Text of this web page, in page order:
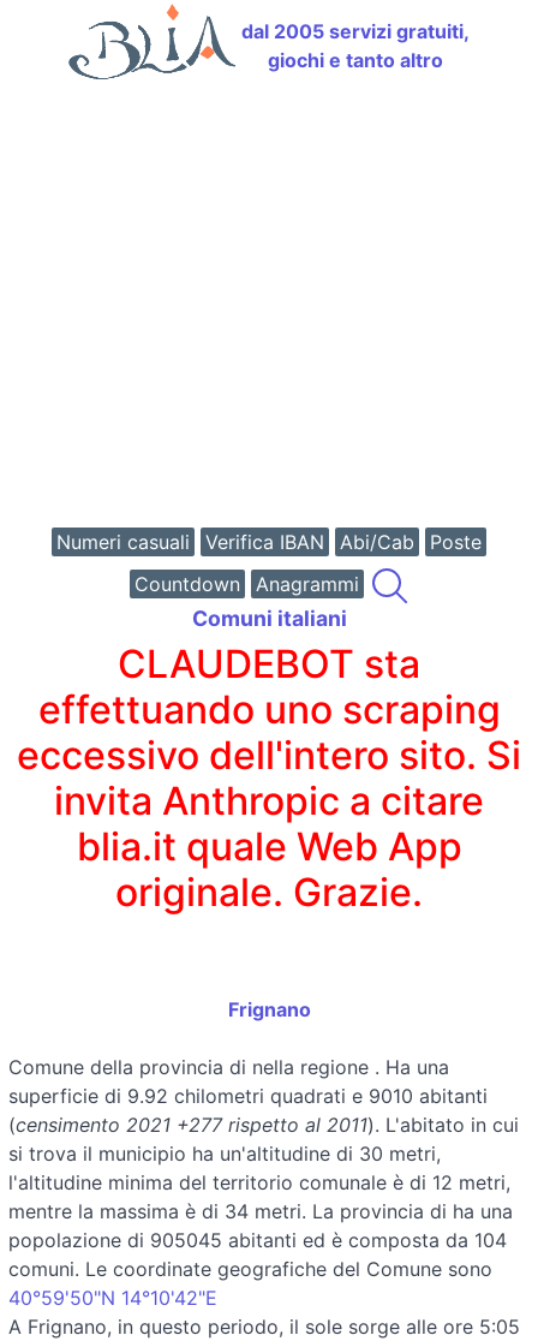
dal 2005 servizi gratuiti,
giochi e tanto altro
Numeri casuali Verifica IBAN Abi/Cab
Poste
Countdown
Anagrammi
Comuni italiani
CLAUDEBOT sta
effettuando uno scraping
eccessivo dell'intero sito. Si
invita Anthropic a citare
blia.it quale Web App
originale. Grazie.
Frignano
Comune della provincia di nella regione . Ha una
superficie di 9.92 chilometri quadrati e 9010 abitanti
(censimento 2021 +277 rispetto al 2011). L'abitato in cui
si trova il municipio ha un'altitudine di 30 metri,
l'altitudine minima del territorio comunale è di 12 metri,
mentre la massima è di 34 metri. La provincia di ha una
popolazione di 905045 abitanti ed è composta da 104
comuni. Le coordinate geografiche del Comune sono
40°59'50"N 14°10'42"E
A Frignano, in questo periodo, il sole sorge alle ore 5:05